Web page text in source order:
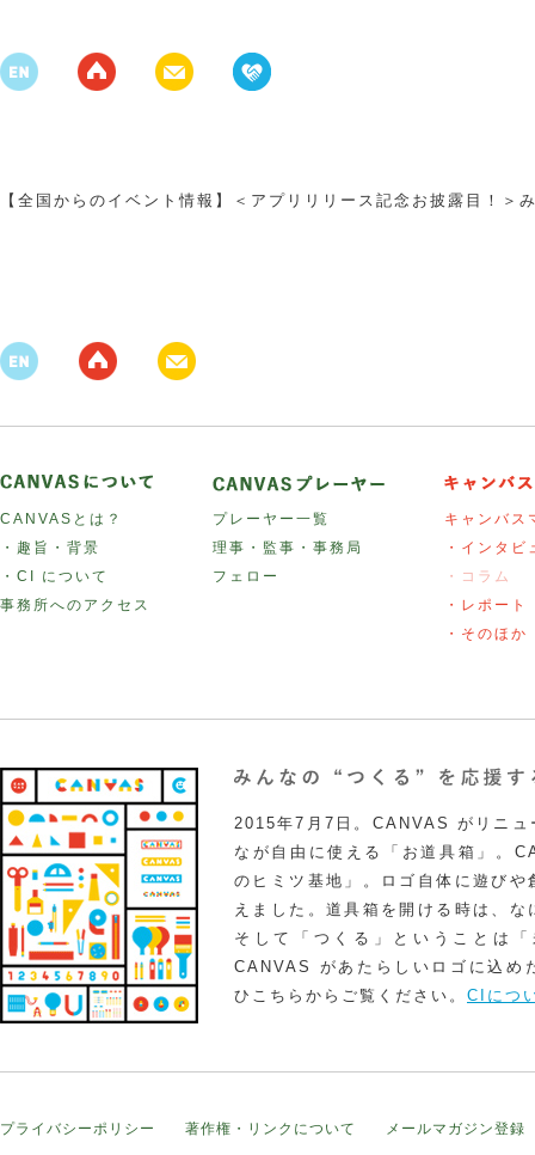
【全国からのイベント情報】＜アプリリリース記念お披露目！
CANVASとは？
・趣旨・背景
・CI について
事務所へのアクセス
プレーヤー一覧
理事・監事・事務局
フェロー
キャンバス
・インタビ
・コラム
・レポート
・そのほか
2015年7月7日。CANVAS がリニュ
なが自由に使える「お道具箱」。
のヒミツ基地」。ロゴ自体に遊び
えました。道具箱を開ける時は、
そして「つくる」ということは
CANVAS があたらしいロゴに込め
ひこちらからご覧ください。 CIにつ
プライバシーポリシー 著作権・リンクについて メールマガジン登録